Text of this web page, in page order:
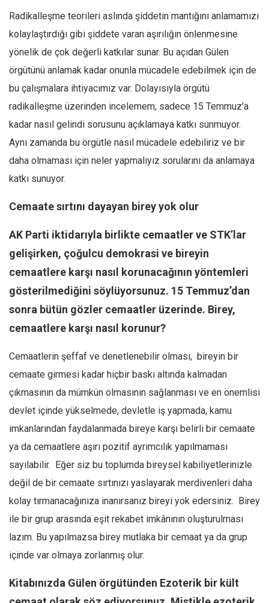
İslam Dünyası
Amerika
Avustralya
Tarih
Düşünce
Dosyalar
Radikalleşme teorileri aslında şiddetin mantığını anlamamızı
kolaylaştırdığı gibi şiddete varan aşırılığın önlenmesine
yönelik de çok değerli katkılar sunar. Bu açıdan Gülen
örgütünü anlamak kadar onunla mücadele edebilmek için de
bu çalışmalara ihtiyacımız var. Dolayısıyla örgütü
radikalleşme üzerinden incelemem, sadece 15 Temmuz’a
kadar nasıl gelindi sorusunu açıklamaya katkı sunmuyor.
Aynı zamanda bu örgütle nasıl mücadele edebiliriz ve bir
daha olmaması için neler yapmalıyız sorularını da anlamaya
katkı sunuyor.
Cemaate sırtını dayayan birey yok olur
AK Parti iktidarıyla birlikte cemaatler ve STK’lar
gelişirken, çoğulcu demokrasi ve bireyin
cemaatlere karşı nasıl korunacağının yöntemleri
gösterilmediğini söylüyorsunuz. 15 Temmuz’dan
sonra bütün gözler cemaatler üzerinde. Birey,
cemaatlere karşı nasıl korunur?
Cemaatlerin şeffaf ve denetlenebilir olması, bireyin bir
cemaate girmesi kadar hiçbir baskı altında kalmadan
çıkmasının da mümkün olmasının sağlanması ve en önemlisi
devlet içinde yükselmede, devletle iş yapmada, kamu
imkanlarından faydalanmada bireye karşı belirli bir cemaate
ya da cemaatlere aşırı pozitif ayrımcılık yapılmaması
sayılabilir. Eğer siz bu toplumda bireysel kabiliyetlerinizle
değil de bir cemaate sırtınızı yaslayarak merdivenleri daha
kolay tırmanacağınıza inanırsanız bireyi yok edersiniz. Birey
ile bir grup arasında eşit rekabet imkânının oluşturulması
lazım. Bu yapılmazsa birey mutlaka bir cemaat ya da grup
içinde var olmaya zorlanmış olur.
Kitabınızda Gülen örgütünden Ezoterik bir kült